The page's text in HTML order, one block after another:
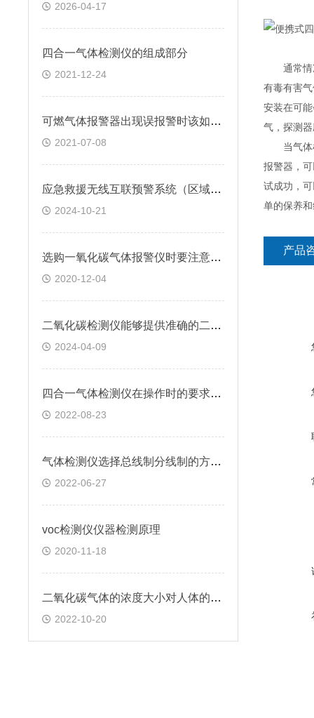
2026-04-17
四合一气体检测仪的组成部分
2021-12-24
可燃气体报警器出现误报警时该如何处理？
2021-07-08
应急救援无线互联预警系统（区域监测系统）技术方案
2024-10-21
选购一氧化碳气体报警仪时要注意哪些问题？
2020-12-04
二氧化碳检测仪能够提供准确的二氧化碳浓度数据
2024-04-09
四合一气体检测仪在操作时的要求介绍
2022-08-23
气体检测仪选择总线制分线制的方法介绍
2022-06-27
voc检测仪仪器检测原理
2020-11-18
二氧化碳气体的浓度大小对人体的危害介绍
2022-10-20
通常情况
有毒有害
安装在可
气，探测
当气体检
报警器，
试成功，
单的保养
产品